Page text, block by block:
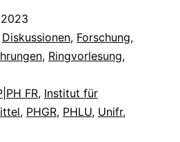
Diskussionen, Forschung,
, Ringvorlesung,
FR, Institut für
, PHGR, PHLU, Unifr,